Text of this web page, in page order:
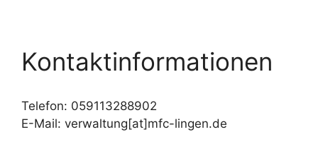
Kontaktinformationen
Telefon: 059113288902
E-Mail: verwaltung[at]mfc-lingen.de